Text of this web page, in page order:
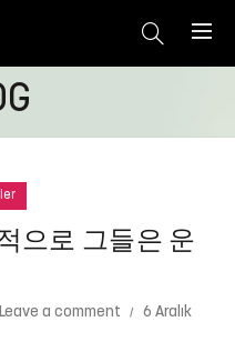
으로 그들은 운
Leave a comment
6 Aralık